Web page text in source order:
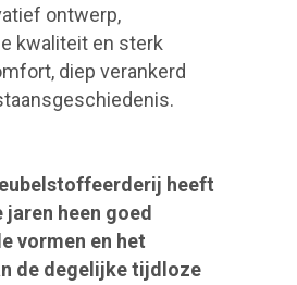
ontwerp,
kwaliteit en sterk
diep verankerd
heeft
heen goed
vormen en het
de degelijke tijdloze